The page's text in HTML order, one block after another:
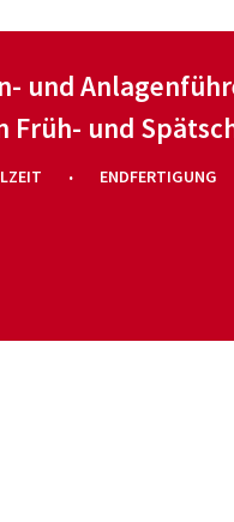
und
Früh- und
· ENDFERTIGUNG